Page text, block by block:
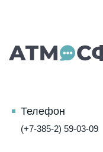
Телефон
(+7-385-2) 59-03-09